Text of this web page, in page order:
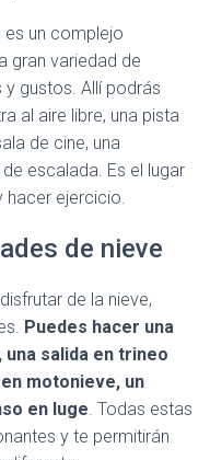
es un complejo
gran variedad de
gustos. Allí podrás
al aire libre, una pista
de cine, una
escalada. Es el lugar
hacer ejercicio.
de nieve
de la nieve,
Puedes hacer una
salida en trineo
motonieve, un
en luge. Todas estas
y te permitirán